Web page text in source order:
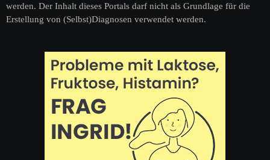
werden. Der Inhalt dieses Portals darf nicht als Grundlage für die
Erstellung von (Selbst)Diagnosen verwendet werden.